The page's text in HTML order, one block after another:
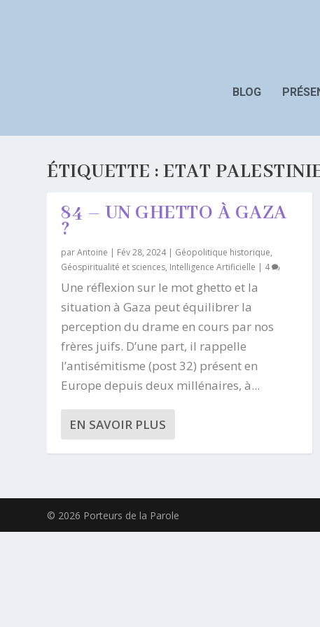
BLOG
ÉTIQUETTE :ETAT
84 – UN GHETTO À GAZA
?
parAntoine | Fév 28, 2024| Géopolitique historique,
Géospiritualité et sciences, Intelligence Artificielle | 4
Une réflexion sur le mot ghetto et la
situation à Gaza peut équilibrer la
perception du drame en cours par nos
frères juifs. D’une part, il rappelle
l’antisémitisme (post 32) présent en
Europe depuis deux millénaires, à...
EN SAVOIR PLUS
© 2026 Porteurs de la Parole